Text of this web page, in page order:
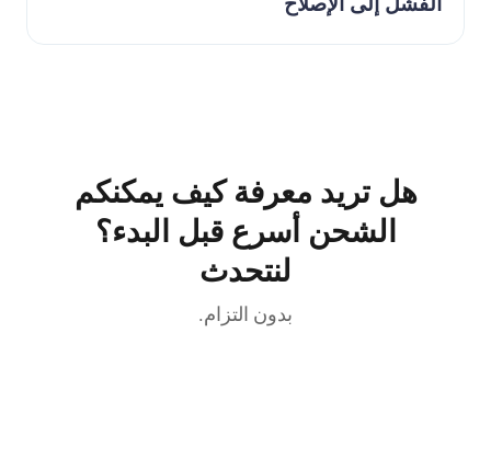
هل تريد معرفة كيف يمكنكم
الشحن أسرع قبل البدء؟
لنتحدث
بدون التزام.